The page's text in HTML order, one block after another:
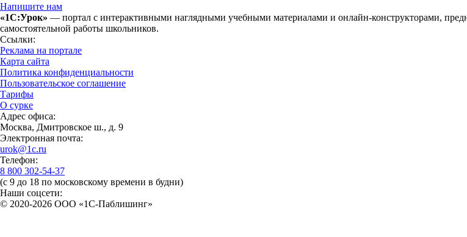
Напишите нам
«1С:Урок» — портал с интерактивными наглядными учебными материалами и онлайн-конструкторами,
самостоятельной работы школьников.
Ссылки:
Реклама на портале
Карта сайта
Политика конфиденциальности
Пользовательское соглашение
Тарифы
О сурке
Адрес офиса:
Москва, Дмитровское ш., д. 9
Электронная почта:
urok@1c.ru
Телефон:
8 800 302-54-37
(с 9 до 18 по московскому времени в будни)
Наши соцсети:
© 2020-2026 OOO «1С-Паблишинг»